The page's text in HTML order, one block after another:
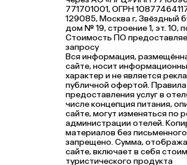
771701001, ОГРН
129085, Москва г, Звёздный
дом № 19, строение 1, эт. 10,
Стоимость ПО
запросу
Вся информация,
сайте, носит
характер и не является
публичной офертой. Правила
предоставления услуг в
числе концепция питания,
сайте, могут изменяться по
администрации отелей.
материалов без
запрещено. Сумма,
сайте, включает в себя
туристического продукта